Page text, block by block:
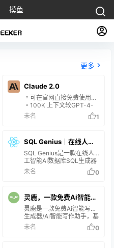
摸鱼
更多
Claude 2.0
▫️可在官网直接免费使用
▫️100K 上下文较GPT-4-
4K 便宜了4-5倍 ▫️代码、
小学数学能力，比初代
2023年初，而 GPT-4 停在
2021年9月 ▫️可以将多个文
档导入后，询问文档之间概
念的关…
未名 1
SQL Genius｜在线人工
智能AI数据库SQL生成器
和解析器
SQL Genius是一款在线人
工智能AI数据库SQL生成器
和解析器工具，无需掌握编
程技术或者数据库语法等技
对SQL语句进行解析，对于
那些数据库入门不熟悉SQL
语言的用户而言，是一款非
常不错的实用的AI数据库
SQL辅助工具。
未名 0
灵鹿，一款免费Ai智能写
作生成器
灵鹿是一款免费Ai智能写作
生成器/Ai智能写作助手，基
于人工智能技术开发的写作
辅助工具，它可以撰写各类
未名 0